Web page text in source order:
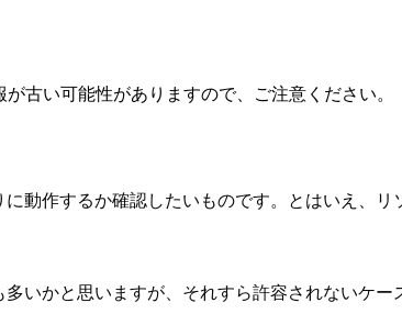
古い可能性がありますので、ご注意ください。
動作するか確認したいものです。とはいえ、
いかと思いますが、それすら許容されないケ